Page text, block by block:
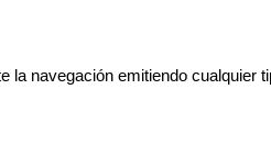
la navegación emitiendo cualquier